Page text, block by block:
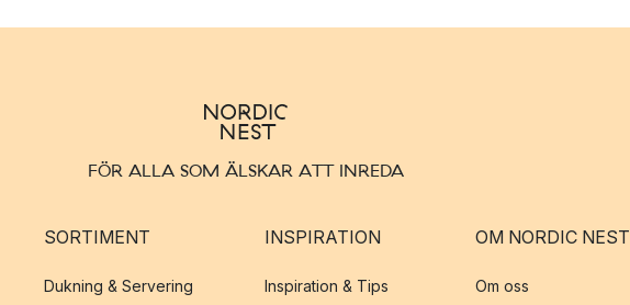
FÖR ALLA SOM ÄLSKAR ATT INREDA
SORTIMENT
Dukning & Servering
INSPIRATION
Inspiration & Tips
OM NORDIC NEST
Om oss